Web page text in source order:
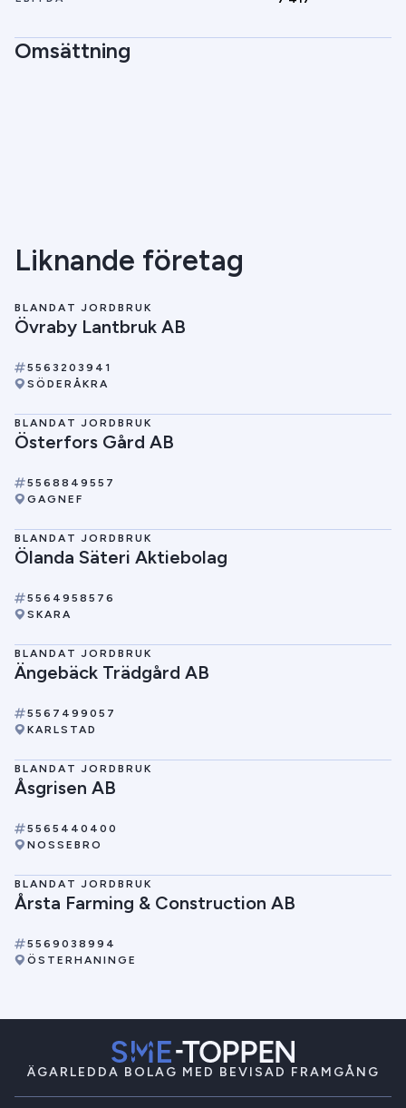
Omsättning
Liknande företag
BLANDAT JORDBRUK
Övraby Lantbruk AB
5563203941
SÖDERÅKRA
BLANDAT JORDBRUK
Österfors Gård AB
5568849557
GAGNEF
BLANDAT JORDBRUK
Ölanda Säteri Aktiebolag
5564958576
SKARA
BLANDAT JORDBRUK
Ängebäck Trädgård AB
5567499057
KARLSTAD
BLANDAT JORDBRUK
Åsgrisen AB
5565440400
NOSSEBRO
BLANDAT JORDBRUK
Årsta Farming & Construction AB
5569038994
ÖSTERHANINGE
ÄGARLEDDA BOLAG MED BEVISAD FRAMGÅNG